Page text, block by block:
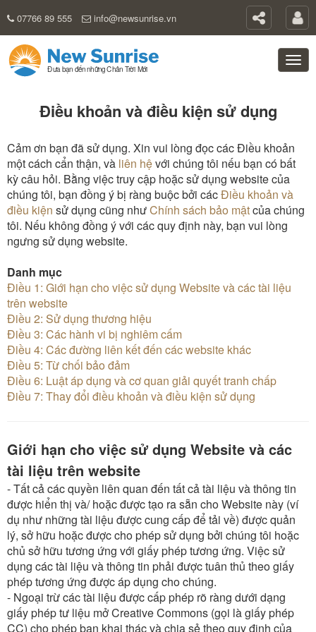
07766 89 555 info@newsunrise.vn
Điều khoản và điều kiện sử dụng
Cảm ơn bạn đã sử dụng. Xin vui lòng đọc các Điều khoản
một cách cẩn thận, và liên hệvới chúng tôi nếu bạn có bất
kỳ câu hỏi. Bằng việc truy cập hoặc sử dụng website của
chúng tôi, bạn đồng ý bị ràng buộc bởi cácĐiều khoản và
điều kiện sử dụng cũng nhưChính sách bảo mậtcủa chúng
tôi. Nếu không đồng ý với các quy định này, bạn vui lòng
ngưng sử dụng website.
Danh mục
Điều 1: Giới hạn cho việc sử dụng Website và các tài liệu
trên website
Điều 2: Sử dụng thương hiệu
Điều 3: Các hành vi bị nghiêm cấm
Điều 4: Các đường liên kết đến các website khác
Điều 5: Từ chối bảo đảm
Điều 6: Luật áp dụng và cơ quan giải quyết tranh chấp
Điều 7: Thay đổi điều khoản và điều kiện sử dụng
Giới hạn cho việc sử dụng Website và các
tài liệu trên website
- Tất cả các quyền liên quan đến tất cả tài liệu và thông tin
được hiển thị và/ hoặc được tạo ra sẵn cho Website này (ví
dụ như những tài liệu được cung cấp để tải về) được quản
lý, sở hữu hoặc được cho phép sử dụng bởi chúng tôi hoặc
chủ sở hữu tương ứng với giấy phép tương ứng. Việc sử
dụng các tài liệu và thông tin phải được tuân thủ theo giấy
phép tương ứng được áp dụng cho chúng.
- Ngoại trừ các tài liệu được cấp phép rõ ràng dưới dạng
giấy phép tư liệu mở Creative Commons (gọi là giấy phép
CC) cho phép bạn khai thác và chia sẻ theo quy định của